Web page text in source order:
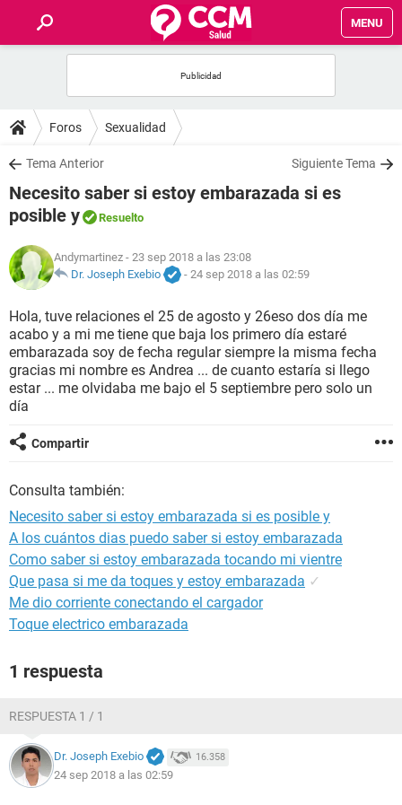
MENU
FOROS
SALUD
FAMILIA
NUTRICIÓN
SEXUALIDAD
GLOSARIO
Foros Sexualidad
Tema Anterior Siguiente Tema
Necesito saber si estoy embarazada si es
posible y
Resuelto
Andymartinez - 23 sep 2018 a las 23:08
Dr. Joseph Exebio
- 24 sep 2018 a las 02:59
Hola, tuve relaciones el 25 de agosto y 26eso dos día me
acabo y a mi me tiene que baja los primero día estaré
embarazada soy de fecha regular siempre la misma fecha
gracias mi nombre es Andrea ... de cuanto estaría si llego
estar ... me olvidaba me bajo el 5 septiembre pero solo un
día
Compartir
Consulta también:
Necesito saber si estoy embarazada si es posible y
A los cuántos dias puedo saber si estoy embarazada
Como saber si estoy embarazada tocando mi vientre
Que pasa si me da toques y estoy embarazada ✓
Me dio corriente conectando el cargador
Toque electrico embarazada
1 respuesta
RESPUESTA 1 / 1
Dr. Joseph Exebio 16.358
24 sep 2018 a las 02:59